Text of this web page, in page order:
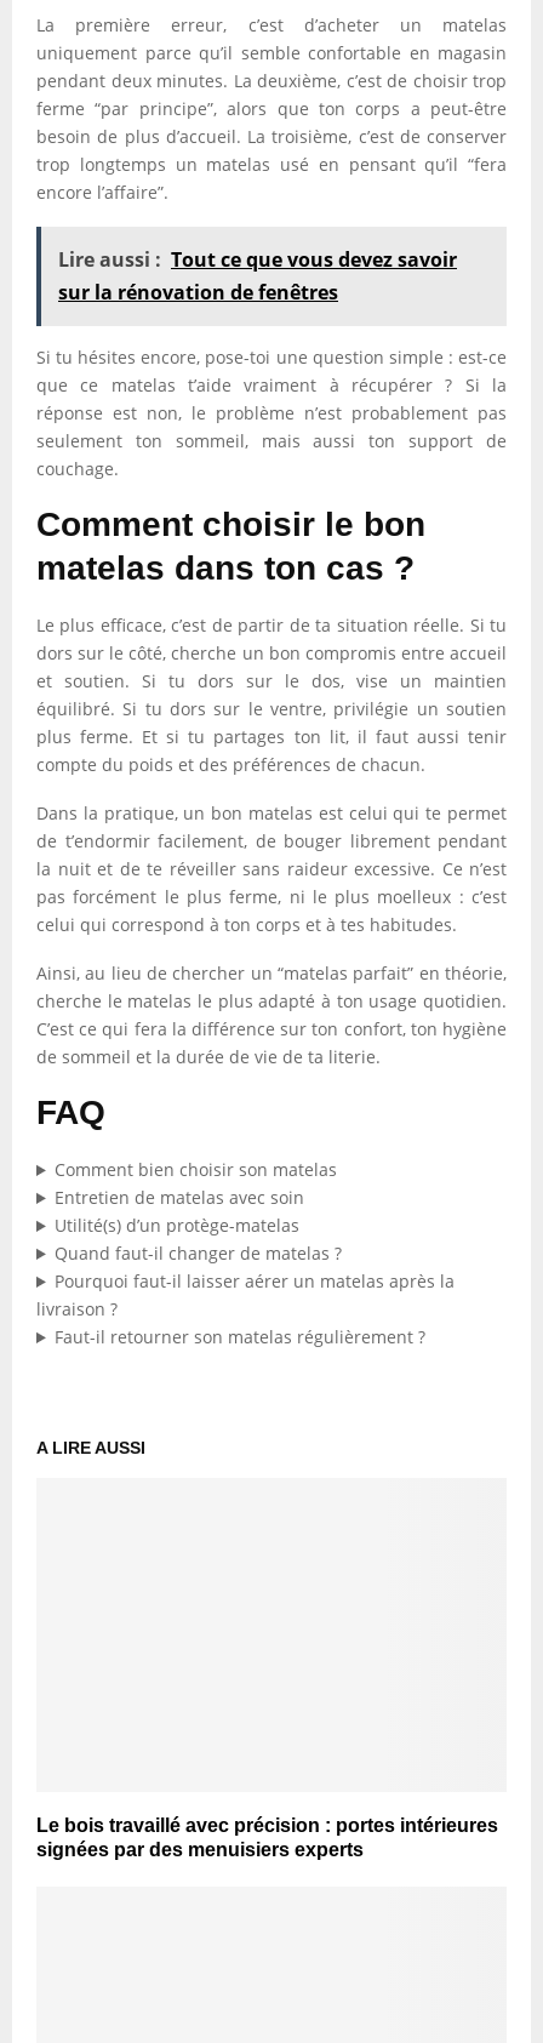
La première erreur, c’est d’acheter un matelas
uniquement parce qu’il semble confortable en magasin
pendant deux minutes. La deuxième, c’est de choisir trop
ferme “par principe”, alors que ton corps a peut-être
besoin de plus d’accueil. La troisième, c’est de conserver
trop longtemps un matelas usé en pensant qu’il “fera
encore l’affaire”.
Lire aussi : Tout ce que vous devez savoir
sur la rénovation de fenêtres
Si tu hésites encore, pose-toi une question simple : est-ce
que ce matelas t’aide vraiment à récupérer ? Si la
réponse est non, le problème n’est probablement pas
seulement ton sommeil, mais aussi ton support de
couchage.
Comment choisir le bon
matelas dans ton cas ?
Le plus efficace, c’est de partir de ta situation réelle. Si tu
dors sur le côté, cherche un bon compromis entre accueil
et soutien. Si tu dors sur le dos, vise un maintien
équilibré. Si tu dors sur le ventre, privilégie un soutien
plus ferme. Et si tu partages ton lit, il faut aussi tenir
compte du poids et des préférences de chacun.
Dans la pratique, un bon matelas est celui qui te permet
de t’endormir facilement, de bouger librement pendant
la nuit et de te réveiller sans raideur excessive. Ce n’est
pas forcément le plus ferme, ni le plus moelleux : c’est
celui qui correspond à ton corps et à tes habitudes.
Ainsi, au lieu de chercher un “matelas parfait” en théorie,
cherche le matelas le plus adapté à ton usage quotidien.
C’est ce qui fera la différence sur ton confort, ton hygiène
de sommeil et la durée de vie de ta literie.
FAQ
Comment bien choisir son matelas
Entretien de matelas avec soin
Utilité(s) d’un protège-matelas
Quand faut-il changer de matelas ?
Pourquoi faut-il laisser aérer un matelas après la
livraison ?
Faut-il retourner son matelas régulièrement ?
A LIRE AUSSI
Le bois travaillé avec précision : portes intérieures
signées par des menuisiers experts